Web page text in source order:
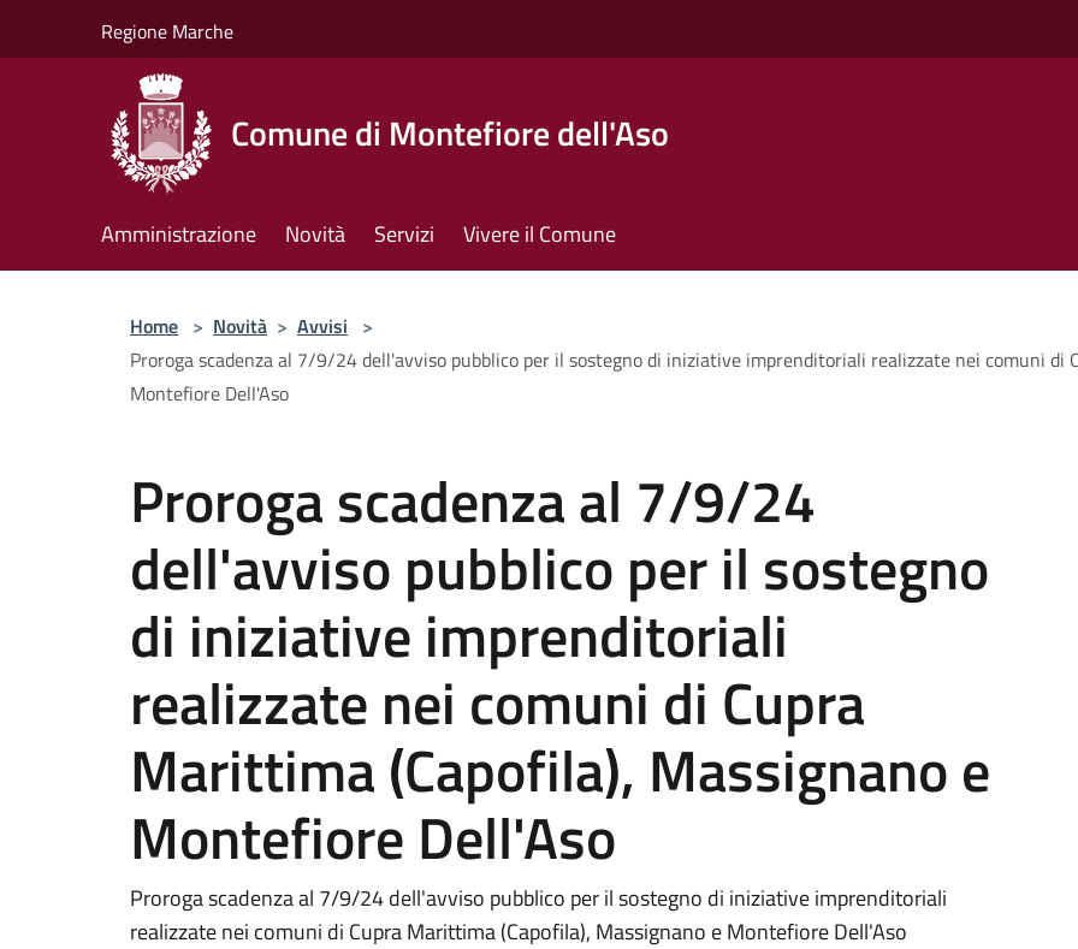
Regione Marche
Comune di Montefiore dell'Aso
Amministrazione Novità Servizi Vivere il Comune
Home > Novità > Avvisi >
Proroga scadenza al 7/9/24 dell'avviso pubblico per il sostegno di iniziative imprenditoriali realizzate nei comuni di
Montefiore Dell'Aso
Proroga scadenza al 7/9/24
dell'avviso pubblico per il sostegno
di iniziative imprenditoriali
realizzate nei comuni di Cupra
Marittima (Capofila), Massignano e
Montefiore Dell'Aso
Proroga scadenza al 7/9/24 dell'avviso pubblico per il sostegno di iniziative imprenditoriali
realizzate nei comuni di Cupra Marittima (Capofila), Massignano e Montefiore Dell'Aso